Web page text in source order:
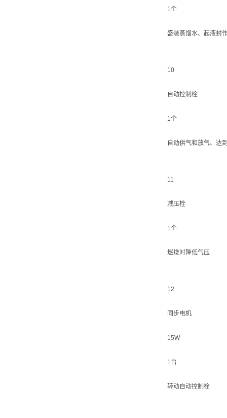
1个
盛装蒸馏水、起液封
10
自动控制栓
1个
自动供气和放气、达
11
减压栓
1个
燃烧时降低气压
12
同步电机
15W
1台
转动自动控制栓